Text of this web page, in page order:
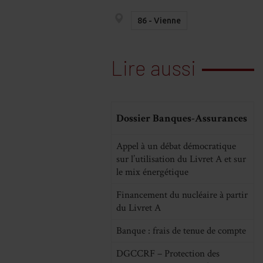
86 - Vienne
Lire aussi
Dossier Banques-Assurances
Appel à un débat démocratique
sur l’utilisation du Livret A et sur
le mix énergétique
Financement du nucléaire à partir
du Livret A
Banque : frais de tenue de compte
DGCCRF – Protection des